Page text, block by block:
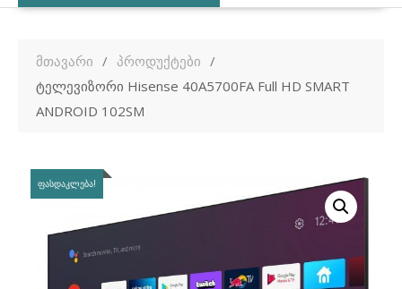
მთავარი
პროდუქტები
ტელევიზორი Hisense 40A5700FA Full HD SMART
ANDROID 102SM
ᲤᲐᲡᲓᲐᲙᲚᲔᲑᲐ!